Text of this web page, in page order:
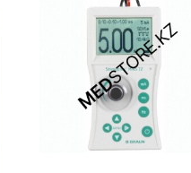
Быстрый просмотр